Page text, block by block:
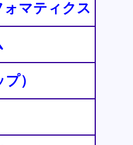
マティクス
）